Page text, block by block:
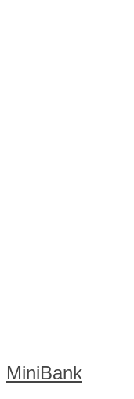
MiniBank